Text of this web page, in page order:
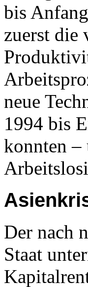
bis
zuerst die
neue
1994 bis
konnten –
Der nach
Staat